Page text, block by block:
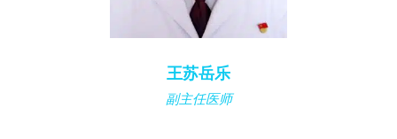
王苏岳乐
副主任医师